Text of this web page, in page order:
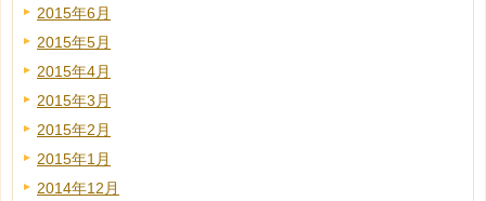
2015年6月
2015年5月
2015年4月
2015年3月
2015年2月
2015年1月
2014年12月